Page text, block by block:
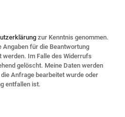
zur Kenntnis genommen.
Angaben für die Beantwortung
Im Falle des Widerrufs
gelöscht. Meine Daten werden
Anfrage bearbeitet wurde oder
entfallen ist.